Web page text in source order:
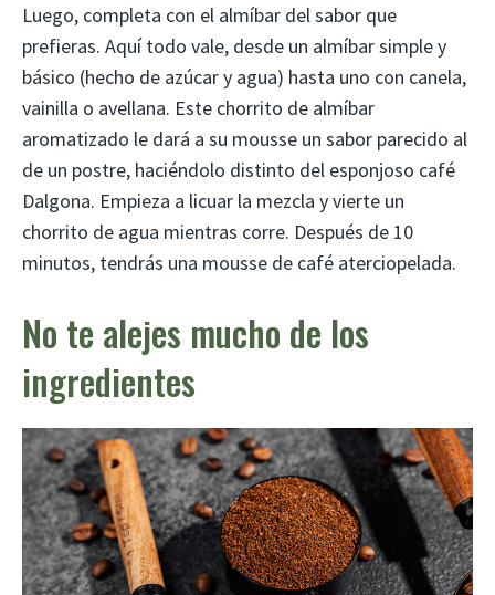
Luego, completa con el almíbar del sabor que
prefieras. Aquí todo vale, desde un almíbar simple y
básico (hecho de azúcar y agua) hasta uno con canela,
vainilla o avellana. Este chorrito de almíbar
aromatizado le dará a su mousse un sabor parecido al
de un postre, haciéndolo distinto del esponjoso café
Dalgona. Empieza a licuar la mezcla y vierte un
chorrito de agua mientras corre. Después de 10
minutos, tendrás una mousse de café aterciopelada.
No te alejes mucho de los
ingredientes